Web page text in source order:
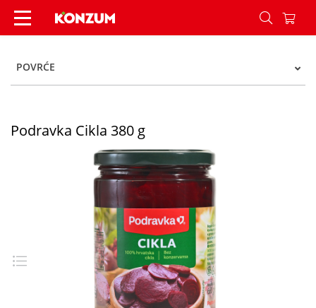
Podravka Cikla 380 g - Konzum
POVRĆE
Podravka Cikla 380 g